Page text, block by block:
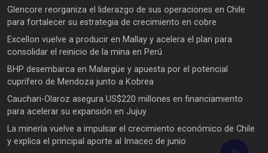
Glencore reorganiza el liderazgo de sus operaciones en Chile
para fortalecer su estrategia de crecimiento en cobre
Excellon vuelve a producir en Mallay y acelera el plan para
consolidar el reinicio de la mina en Perú
BHP desembarca en Malargüe y apuesta por el potencial
cuprífero de Mendoza junto a Kobrea
Cauchari-Olaroz asegura US$220 millones en financiamiento
para acelerar su expansión en Jujuy
La minería vuelve a impulsar el crecimiento económico de Chile
y explica el principal aporte al Imacec de junio